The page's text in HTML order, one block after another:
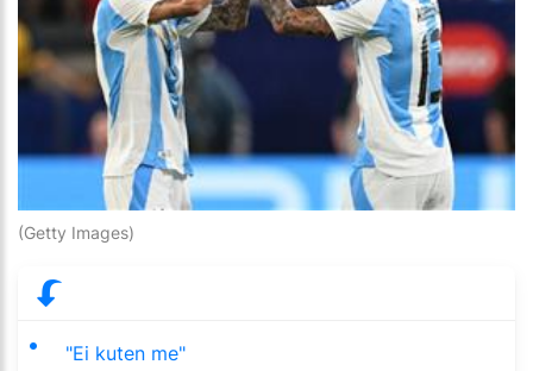
(Getty Images)
"Ei kuten me"